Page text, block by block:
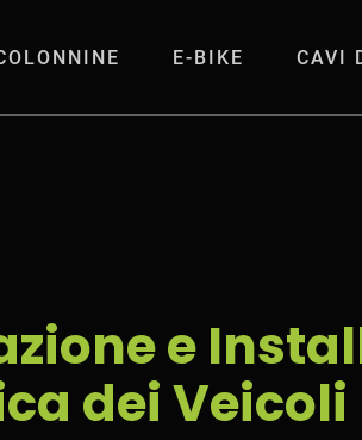
E-BIKE CAVI
e
dei